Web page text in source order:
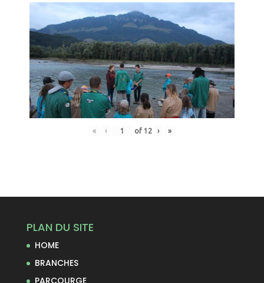
« ‹ of 12 › »
PLAN DU SITE
HOME
BRANCHES
PARCOURGE